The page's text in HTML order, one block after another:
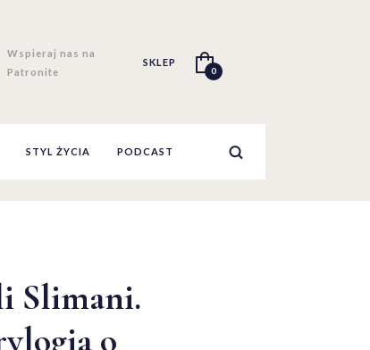
Wspieraj nas na
Patronite
SKLEP
0
STYL ŻYCIA PODCAST
Slimani.
o